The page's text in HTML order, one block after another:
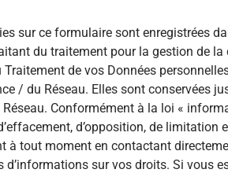
sur ce formulaire sont enregistrées
du traitement pour la gestion de
de vos Données
/ du Réseau. Elles sont conservées
Conformément à la loi «
d’opposition, de
à tout moment en contactant
d’informations sur vos droits. Si vous